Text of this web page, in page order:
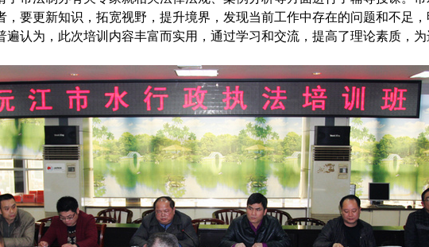
，要更新知识，拓宽视野，提升境界，发现当前工作中存在的问题和不足，
遍认为，此次培训内容丰富而实用，通过学习和交流，提高了理论素质，